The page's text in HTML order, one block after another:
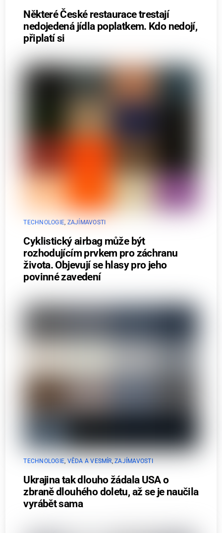
Některé České restaurace trestají
nedojedená jídla poplatkem. Kdo nedojí,
připlatí si
TECHNOLOGIE, ZAJÍMAVOSTI
Cyklistický airbag může být
rozhodujícím prvkem pro záchranu
života. Objevují se hlasy pro jeho
povinné zavedení
TECHNOLOGIE, VĚDA A VESMÍR,ZAJÍMAVOSTI
Ukrajina tak dlouho žádala USA o
zbraně dlouhého doletu, až se je naučila
vyrábět sama